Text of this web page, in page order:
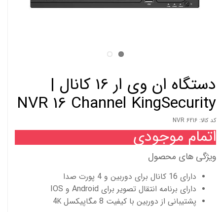
دستگاه ان وی ار 16 کانال |
NVR 16 Channel KingSecurity
کد کالا: NVR 6216
اتمام موجودی
ویژگی های محصول
دارای 16 کانال برای دوربین و 4 پورت صدا
دارای برنامه انتقال تصویر برای Android و IOS
پشتیبانی از دوربین با کیفیت 8 مگاپیکسل 4
K